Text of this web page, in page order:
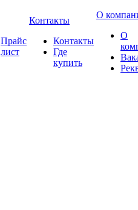
Прайс
лист
Контакты
Контакты
Где
купить
О
О